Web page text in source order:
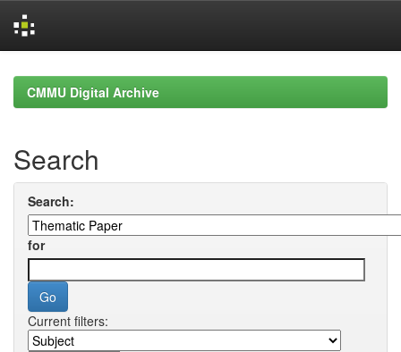
navigationCMMU Digital Archive
Search
Search:
for
Current filters: